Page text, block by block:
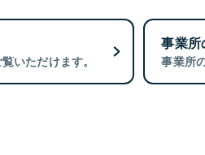
いただけます。
事業所
事業所